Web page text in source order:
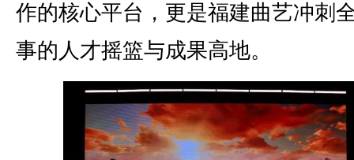
作的核心平台，更是福建曲艺冲刺
事的人才摇篮与成果高地。